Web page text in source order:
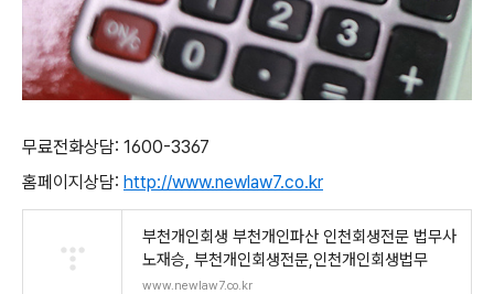
무료전화상담: 1600-3367
홈페이지상담: http://www.newlaw7.co.kr
부천개인회생 부천개인파산 인천회생전문 법무사
노재승, 부천개인회생전문,인천개인회생법무
www.newlaw7.co.kr